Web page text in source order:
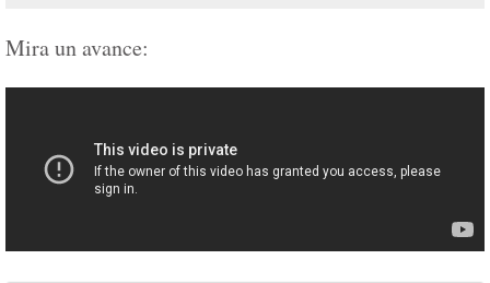
Mira un avance: